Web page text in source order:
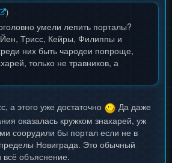
)
умели лепить порталы?
Трисс, Кейры, Филиппы и
них быть чародеи попроще,
только не травников, а
а этого уже достаточно
Да даже
оказалась кружком знахарей, уж
соорудили бы портал если не в
Новиграда. Это обычный
объяснение.